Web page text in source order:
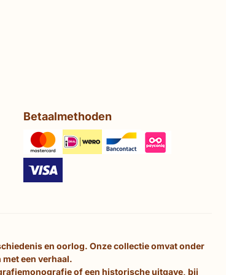
Betaalmethoden
en oorlog. Onze collectie omvat onder
een verhaal.
of een historische uitgave, bij